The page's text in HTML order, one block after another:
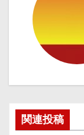
シ
ョ
関連投稿